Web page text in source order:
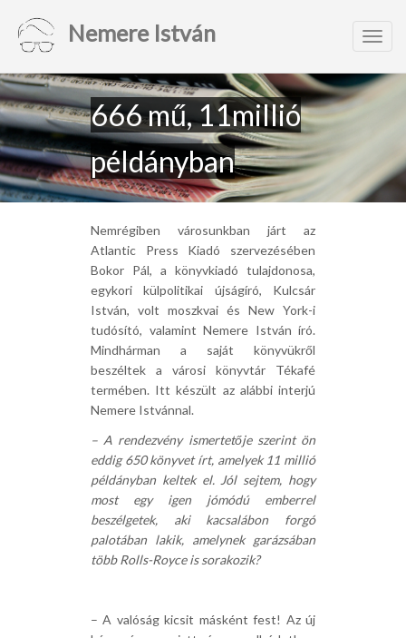
Nemere István
666 mű, 11millió
példányban
Nemrégiben városunkban járt az
Atlantic Press Kiadó szervezésében
Bokor Pál, a könyvkiadó tulajdonosa,
egykori külpolitikai újságíró, Kulcsár
István, volt moszkvai és New York-i
tudósító, valamint Nemere István író.
Mindhárman a saját könyvükről
beszéltek a városi könyvtár Tékafé
termében. Itt készült az alábbi interjú
Nemere Istvánnal.
– A rendezvény ismertetője szerint ön
eddig 650 könyvet írt, amelyek 11 millió
példányban keltek el. Jól sejtem, hogy
most egy igen jómódú emberrel
beszélgetek, aki kacsalábon forgó
palotában lakik, amelynek garázsában
több Rolls-Royce is sorakozik?
– A valóság kicsit másként fest! Az új